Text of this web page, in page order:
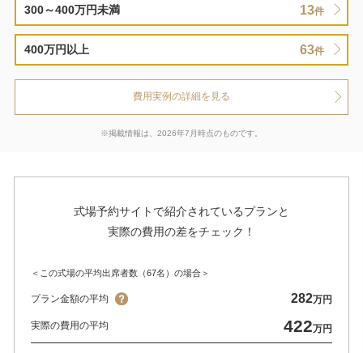
300～400万円未満 13件
400万円以上 63件
費用実例の詳細を見る
※掲載情報は、2026年7月時点のものです。
式場予約サイトで紹介されているプランと
実際の費用の差をチェック！
＜この式場の平均出席者数（67名）の場合＞
プラン金額の平均 282万円
実際の費用の平均 422万円